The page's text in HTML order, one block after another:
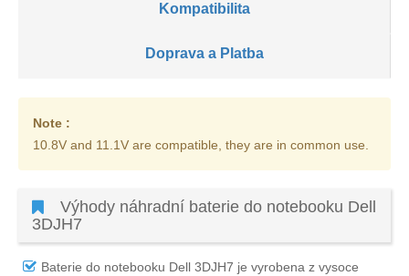
Kompatibilita
Doprava a Platba
Note :
10.8V and 11.1V are compatible, they are in common use.
Výhody náhradní baterie do notebooku Dell
3DJH7
Baterie do notebooku Dell 3DJH7 je vyrobena z vysoce